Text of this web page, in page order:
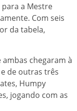
a Mestre
Com seis
da tabela,
chegaram à
de outras três
Humpy
jogando com as